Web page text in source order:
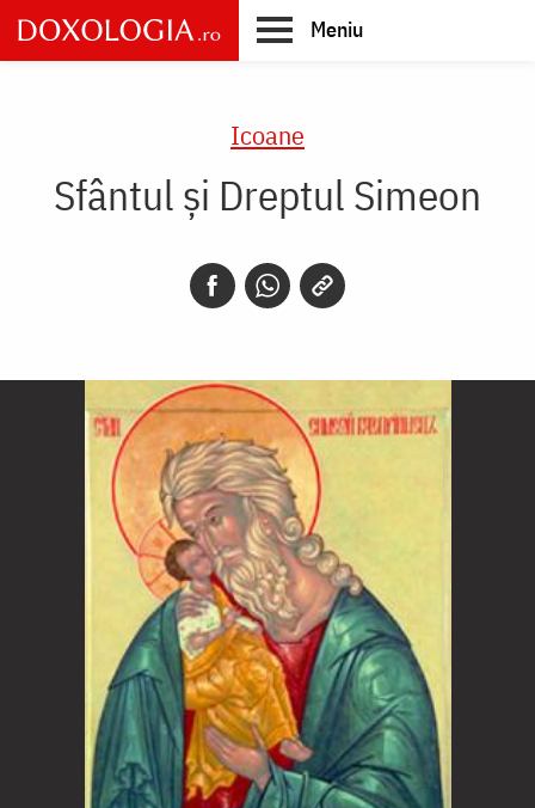
Skip
to
main
Meniu
Icoane
Sfântul și Dreptul Simeon